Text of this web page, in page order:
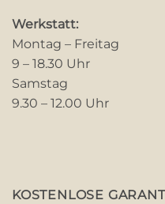
Werkstatt:
Montag – Freitag
9 – 18.30 Uhr
Samstag
9.30 – 12.00 Uhr
KOSTENLOSE